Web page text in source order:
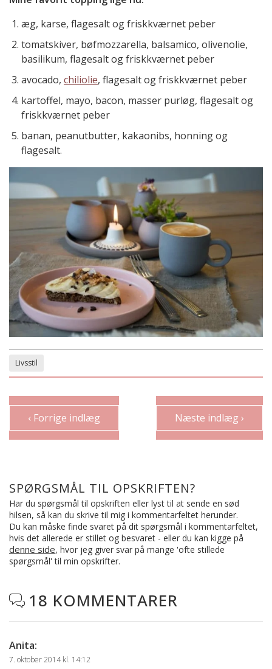
æg, karse, flagesalt og friskkværnet peber
tomatskiver, bøfmozzarella, balsamico, olivenolie,
basilikum, flagesalt og friskkværnet peber
avocado, chiliolie, flagesalt og friskkværnet peber
kartoffel, mayo, bacon, masser purløg, flagesalt og
friskkværnet peber
banan, peanutbutter, kakaonibs, honning og
flagesalt.
Livsstil
‹ Forrige indlæg Næste indlæg ›
SPØRGSMÅL TIL OPSKRIFTEN?
Har du spørgsmål til opskriften eller lyst til at sende en sød
hilsen, så kan du skrive til mig i kommentarfeltet herunder.
Du kan måske finde svaret på dit spørgsmål i kommentarfeltet,
hvis det allerede er stillet og besvaret - eller du kan kigge på
denne side, hvor jeg giver svar på mange 'ofte stillede
spørgsmål' til min opskrifter.
 18 KOMMENTARER
Anita:
7. oktober 2014 kl. 14:12